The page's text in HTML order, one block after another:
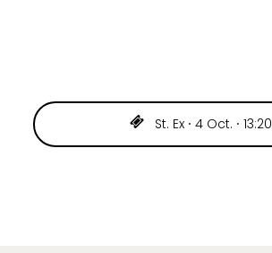
St. Ex ⸱ 4 Oct. ⸱ 13:20